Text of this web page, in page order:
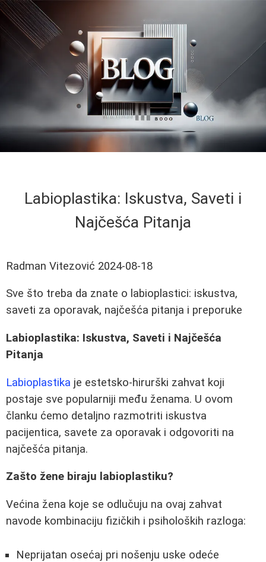
Labioplastika: Iskustva, Saveti i
Najčešća Pitanja
Radman Vitezović 2024-08-18
Sve što treba da znate o labioplastici: iskustva,
saveti za oporavak, najčešća pitanja i preporuke
Labioplastika: Iskustva, Saveti i Najčešća
Pitanja
Labioplastika je estetsko-hirurški zahvat koji
postaje sve popularniji među ženama. U ovom
članku ćemo detaljno razmotriti iskustva
pacijentica, savete za oporavak i odgovoriti na
najčešća pitanja.
Zašto žene biraju labioplastiku?
Većina žena koje se odlučuju na ovaj zahvat
navode kombinaciju fizičkih i psiholoških razloga:
Neprijatan osećaj pri nošenju uske odeće